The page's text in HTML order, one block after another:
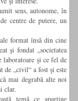
sens, autonome, în
centre de putere, un
format însă din cine
şi fondat „societatea
laboratoare şi ce fel de
de „civil“ a fost şi este
mai degrabă alte noi
clar.
temă ce aparţine